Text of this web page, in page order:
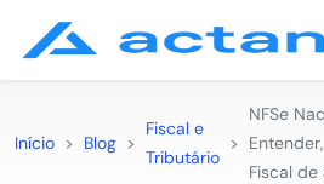
Início > Blog >
Fiscal e
Tributário
>
NFSe
Fiscal de